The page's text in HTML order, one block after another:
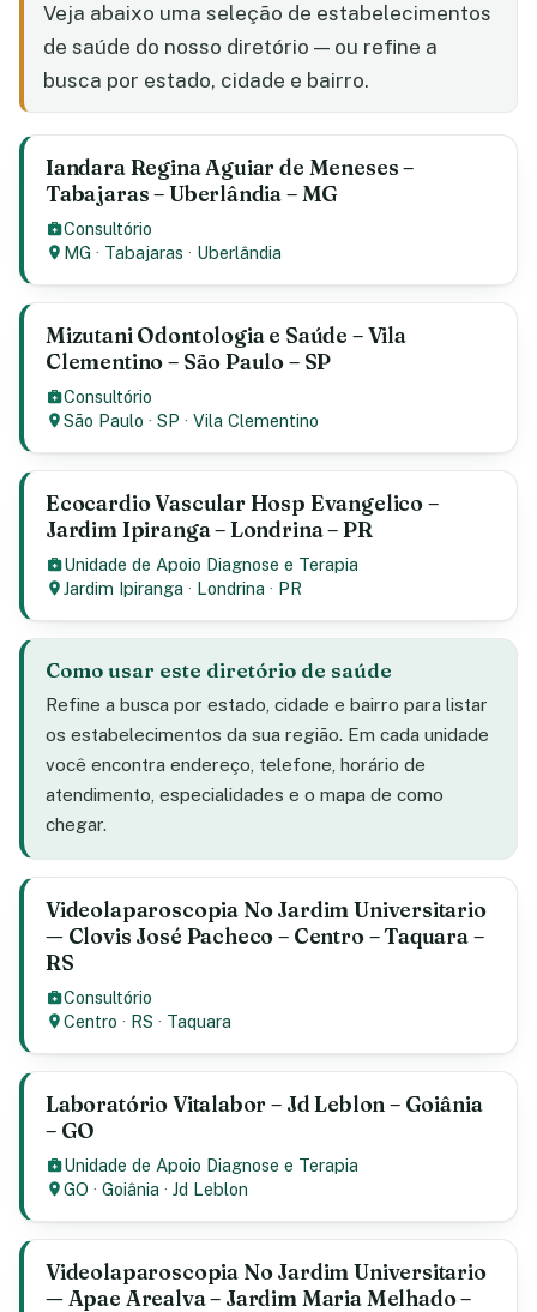
Veja abaixo uma seleção de estabelecimentos
de saúde do nosso diretório — ou refine a
busca por estado, cidade e bairro.
Iandara Regina Aguiar de Meneses –
Tabajaras – Uberlândia – MG
Consultório
MG · Tabajaras · Uberlândia
Mizutani Odontologia e Saúde – Vila
Clementino – São Paulo – SP
Consultório
São Paulo ·SP ·Vila Clementino
Ecocardio Vascular Hosp Evangelico –
Jardim Ipiranga – Londrina – PR
Unidade de Apoio Diagnose e Terapia
Jardim Ipiranga · Londrina · PR
Como usar este diretório de saúde
Refine a busca por estado, cidade e bairro para listar
os estabelecimentos da sua região. Em cada unidade
você encontra endereço, telefone, horário de
atendimento, especialidades e o mapa de como
chegar.
Videolaparoscopia No Jardim Universitario
— Clovis José Pacheco – Centro – Taquara –
RS
Consultório
Centro · RS · Taquara
Laboratório Vitalabor – Jd Leblon – Goiânia
– GO
Unidade de Apoio Diagnose e Terapia
GO ·Goiânia ·Jd Leblon
Videolaparoscopia No Jardim Universitario
— Apae Arealva – Jardim Maria Melhado –